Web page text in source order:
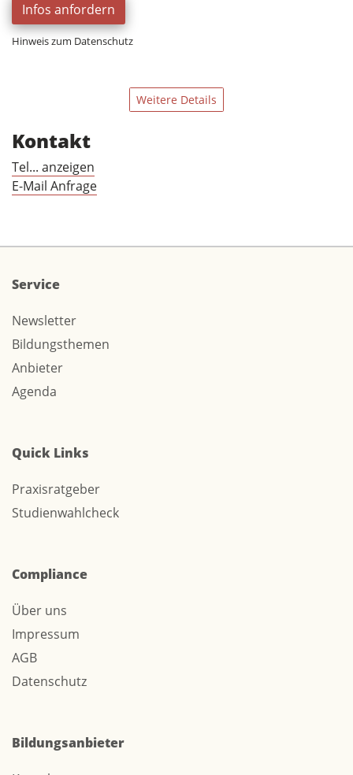
Infos anfordern
Hinweis zum Datenschutz
Weitere Details
Kontakt
Tel... anzeigen
E-Mail Anfrage
Service
Newsletter
Bildungsthemen
Anbieter
Agenda
Quick Links
Praxisratgeber
Studienwahlcheck
Compliance
Über uns
Impressum
AGB
Datenschutz
Bildungsanbieter